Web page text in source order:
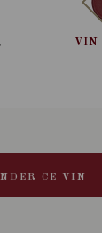
VIN
CE VIN